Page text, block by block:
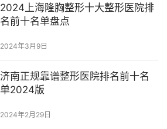
2024上海隆胸整形十大整形医院排
名前十名单盘点
2024年3月9日
济南正规靠谱整形医院排名前十名
单2024版
2024年2月29日